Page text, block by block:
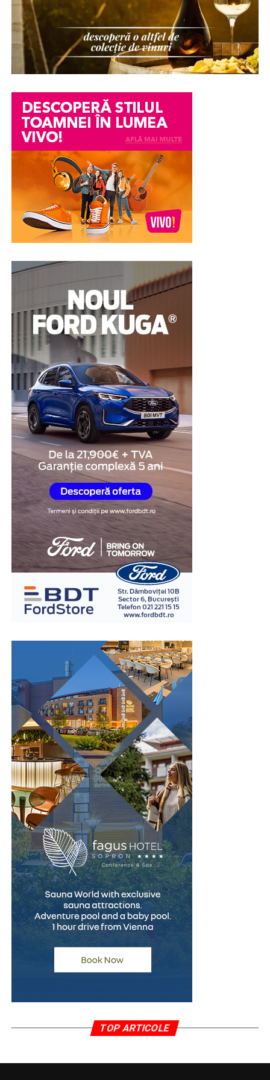
Există numeroase situații în care o persoană ajunge să
fie suspectată fără să existe dovezi clare împotriva sa. O
dispariție de bunuri într-o companie, o acuzație lansată
într-un conflict personal, o neînțelegere între colegi
serioase asupra imaginii și credibilității unei persoane.
Din păcate, chiar și atunci când acuzațiile se dovedesc
ulterior nefondate, efectele asupra reputației pot
persista. Încrederea colegilor, a angajatorului sau chiar a
membrilor familiei poate fi afectată, iar procesul de
recâștigare a acesteia poate fi dificil.
În astfel de împrejurări, unele persoane aleg în mod
voluntar să efectueze un test poligraf pentru a susține
veridicitatea declarațiilor lor. Examinarea nu stabilește
însă poate constitui un element suplimentar de
evaluare și poate contribui la clarificarea
circumstanțelor în care au apărut suspiciunile.
Pentru multe persoane, această abordare reprezintă o
modalitate de a demonstra disponibilitatea de a coopera
și de a răspunde transparent întrebărilor legate de
situația investigată.
Obiectivitatea reacțiilor
fiziologice
Unul dintre cele mai importante avantaje ale testului
poligraf este faptul că evaluarea se bazează pe
monitorizarea unor reacții fiziologice involuntare,
precum ritmul cardiac, respirația, tensiunea arterială și
modificările conductanței electrice a pielii.
În cadrul examinării, specialistul formulează întrebări
relevante pentru situația investigată și analizează
răspunsurile împreună cu reacțiile fiziologice
înregistrate. Interpretarea rezultatelor este realizată în
baza unor metode și protocoale specifice, de către
examinatori instruiți în acest domeniu.
subiective, examinarea poligraf urmărește indicatori
fiziologici măsurabili, ceea ce oferă un grad suplimentar
de obiectivitate în procesul de evaluare. Din acest motiv,
testul este utilizat în numeroase contexte, inclusiv în
investigații interne, procese de selecție pentru anumite
funcții sensibile sau verificarea unor declarații în cadrul
unor anchete.
Este important de înțeles că rezultatul unui test
poligraf trebuie interpretat în contextul întregii situații
și al celorlalte informații disponibile. Tocmai această
abordare echilibrată îi conferă valoare ca instrument
complementar de verificare.
Un pas spre recâștigarea
încrederii
Pentru persoanele care au fost acuzate pe nedrept,
procesul de recâștigare a încrederii poate fi dificil și de
durată. În multe cazuri, simpla dorință de a efectua un
test poligraf transmite un mesaj important despre
disponibilitatea de a clarifica situația într-un mod
După finalizarea examinării, specialistul întocmește un
raport oficial care reflectă concluziile evaluării. Acest
document poate fi prezentat, atunci când este necesar
persoane implicate în soluționarea cazului.
TOP ARTICOLE